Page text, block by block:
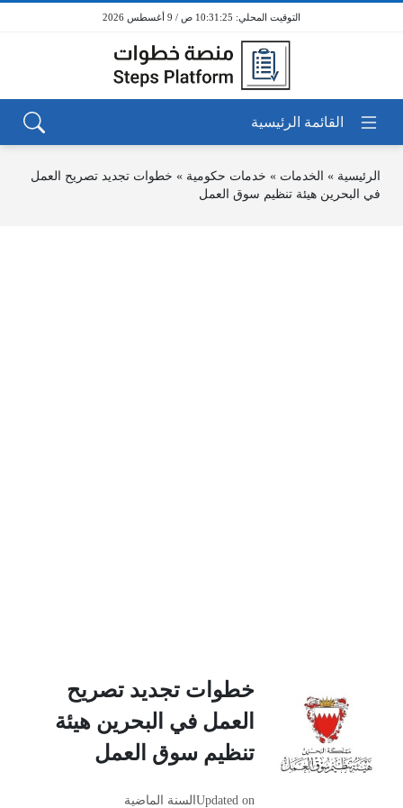
10:31:25 ص / 9 أغسطس 2026
الرئيسية » الخدمات » خدمات حكومية » خطوات تجديد تصريح العمل
في البحرين هيئة تنظيم سوق العمل
خطوات تجديد تصريح
العمل في البحرين هيئة
تنظيم سوق العمل
Updated onالسنة الماضية